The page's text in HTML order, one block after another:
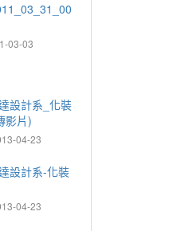
03-03
設計系_化裝
影片)
04-23
設計系-化裝
04-23